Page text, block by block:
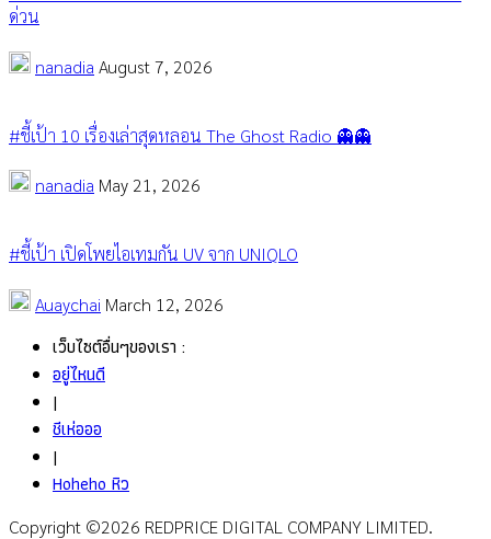
ด่วน
nanadia August 7, 2026
#ชี้เป้า 10 เรื่องเล่าสุดหลอน The Ghost Radio 👻👻
nanadia May 21, 2026
#ชี้เป้า เปิดโพยไอเทมกัน UV จาก UNIQLO
Auaychai March 12, 2026
เว็บไซต์อื่นๆของเรา :
อยู่ไหนดี
|
ชีเห่อออ
|
Hoheho หิว
Copyright ©2026 REDPRICE DIGITAL COMPANY LIMITED.